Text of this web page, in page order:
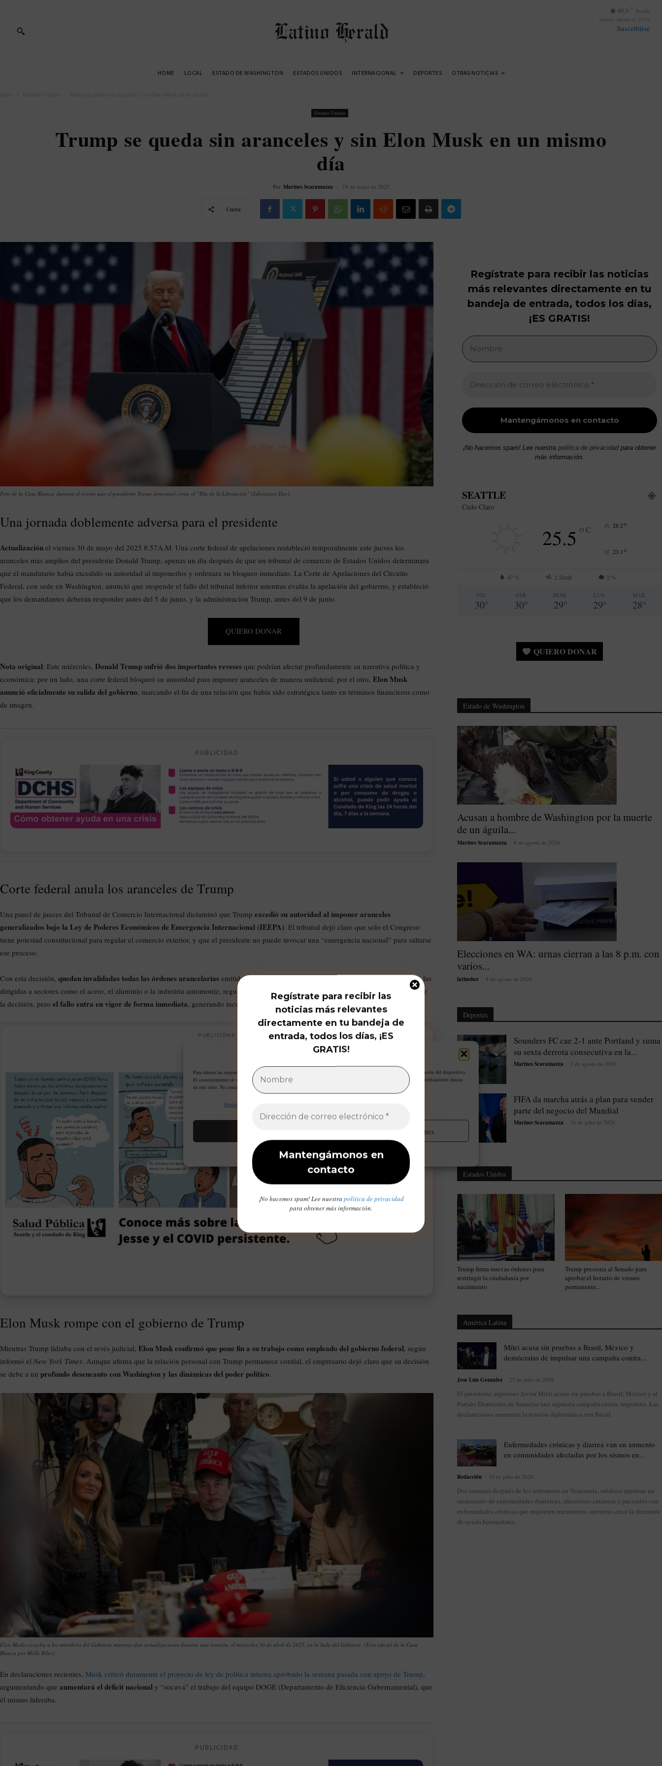
Gestiona tu privacidad
Para ofrecer las mejores experiencias, utilizamos tecnologías como las cookies para almacenar y/o acceder a la información del dispositivo.
El consentimiento de estas tecnologías nos permitirá procesar datos como el comportamiento de navegación o las identificaciones únicas
en este sitio. No consentir o retirar el consentimiento, puede afectar negativamente a ciertas características y funciones.
Gestionar proveedores
Administrar opciones
Opt-out preferences Declaración de privacidad Aviso Legal / Imprint
Latino Herald
85.3 F
Seattle
jueves, agosto 6, 2026
Suscribirse
HOME LOCAL ESTADO DE WASHINGTON ESTADOS UNIDOS INTERNACIONAL DEPORTES OTRAS NOTICIAS
Estados Unidos
Trump se queda sin aranceles y sin Elon Musk en un mismo
día
Por Marines Scaramazza - 28 de mayo de 2025
Cuota
Foto de la Casa Blanca, durante el evento que el presidente Trump denominó como el “Día de la Liberación” (Liberation Day).
Una jornada doblemente adversa para el presidente
Actualización el viernes 30 de mayo del 2025 8:57A.M. Una corte federal de apelaciones restableció temporalmente este jueves los
aranceles más amplios del presidente Donald Trump, apenas un día después de que un tribunal de comercio de Estados Unidos determinara
que el mandatario había excedido su autoridad al imponerlos y ordenara su bloqueo inmediato. La Corte de Apelaciones del Circuito
Federal, con sede en Washington, anunció que suspende el fallo del tribunal inferior mientras evalúa la apelación del gobierno, y estableció
que los demandantes deberán responder antes del 5 de junio, y la administración Trump, antes del 9 de junio.
QUIERO DONAR
Nota original: Este miércoles, Donald Trump sufrió dos importantes reveses que podrían afectar profundamente su narrativa política y
económica: por un lado, una corte federal bloqueó su autoridad para imponer aranceles de manera unilateral; por el otro, Elon Musk
anunció oficialmente su salida del gobierno, marcando el fin de una relación que había sido estratégica tanto en términos financieros como
de imagen.
PUBLICIDAD
Corte federal anula los aranceles de Trump
Una panel de jueces del Tribunal de Comercio Internacional dictaminó que Trump excedió su autoridad al imponer aranceles
generalizados bajo la Ley de Poderes Económicos de Emergencia Internacional (IEEPA). El tribunal dejó claro que solo el Congreso
tiene potestad constitucional para regular el comercio exterior, y que el presidente no puede invocar una “emergencia nacional” para saltarse
ese proceso.
Con esta decisión, quedan invalidadas todas las órdenes arancelarias emitidas por Trump desde enero, salvo aquellas específicas como las
dirigidas a sectores como el acero, el aluminio o la industria automotriz, reguladas por otras leyes. La administración apeló inmediatamente
la decisión, pero el fallo entra en vigor de forma inmediata, generando incertidumbre en el ámbito comercial y político.
PUBLICIDAD
Elon Musk rompe con el gobierno de Trump
Mientras Trump lidiaba con el revés judicial, Elon Musk confirmó que pone fin a su trabajo como empleado del gobierno federal, según
informó el New York Times. Aunque afirma que la relación personal con Trump permanece cordial, el empresario dejó claro que su decisión
se debe a un profundo desencanto con Washington y las dinámicas del poder político.
Elon Musks escucha a los miembros del Gabinete mientras dan actualizaciones durante una reunión, el miércoles 30 de abril de 2025, en la Sala del Gabinete. (Foto oficial de la Casa
Blanca por Molly Riley)
En declaraciones recientes, Musk criticó duramente el proyecto de ley de política interna aprobado la semana pasada con apoyo de Trump,
argumentando que aumentará el déficit nacional y “socava” el trabajo del equipo DOGE (Departamento de Eficiencia Gubernamental), que
él mismo lideraba.
PUBLICIDAD
Regístrate para recibir las
noticias más relevantes
directamente en tu bandeja de
entrada, todos los días, ¡ES
GRATIS!
¡No hacemos spam! Lee nuestra política de privacidad
para obtener más información.
Regístrate para recibir las noticias
más relevantes directamente en tu
bandeja de entrada, todos los días,
¡ES GRATIS!
¡No hacemos spam! Lee nuestra política de privacidadpara obtener
más información.
SEATTLE
Cielo Claro
25.5 °C 28.2°
23.1 °
47 % 2.2kmh 2 %
VIE
30°
SÁB
30°
DOM
29°
LUN
29°
MAR
28°
QUIERO DONAR
Estado de Washington
Acusan a hombre de Washington por la muerte
de un águila...
Marines Scaramazza 6 de agosto de 2026
Elecciones en WA: urnas cierran a las 8 p.m. con
varios...
latinoher 4 de agosto de 2026
Deportes
Sounders FC cae 2-1 ante Portland y suma
su sexta derrota consecutiva en la...
Marines Scaramazza 2 de agosto de 2026
FIFA da marcha atrás a plan para vender
parte del negocio del Mundial
Marines Scaramazza 31 de julio de 2026
Estados Unidos
Trump firma nuevas órdenes para
restringir la ciudadanía por
nacimiento
Trump presiona al Senado para
aprobar el horario de verano
permanente...
América Latina
Milei acusa sin pruebas a Brasil, México y
demócratas de impulsar una campaña contra...
Jose Luis Gonzalez 27 de julio de 2026
El presidente argentino Javier Milei acusó sin pruebas a Brasil, México y al
Partido Demócrata de financiar una supuesta campaña contra Argentina. Las
declaraciones aumentan la tensión diplomática con Brasil.
Enfermedades crónicas y diarrea van en aumento
en comunidades afectadas por los sismos en...
Redacción 10 de julio de 2026
Dos semanas después de los terremotos en Venezuela, médicos reportan un
incremento de enfermedades diarreicas, afecciones cutáneas y pacientes con
enfermedades crónicas que requieren tratamiento, mientras crece la demanda
de ayuda humanitaria.